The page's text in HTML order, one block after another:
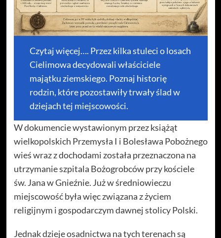
Czytaj więcej…. Przez kilka stuleci o losach
Cielimowa decydowali właściciele
majątku ziemskiego. Poznaj historię
rodzin, które pozostawiły trwały ślad w
dziejach tej miejscowości.
W dokumencie wystawionym przez książąt
wielkopolskich Przemysła I i Bolesława Pobożnego
wieś wraz z dochodami została przeznaczona na
utrzymanie szpitala Bożogrobców przy kościele
św. Jana w Gnieźnie. Już w średniowieczu
miejscowość była więc związana z życiem
religijnym i gospodarczym dawnej stolicy Polski.
Jednak dzieje osadnictwa na tych terenach są